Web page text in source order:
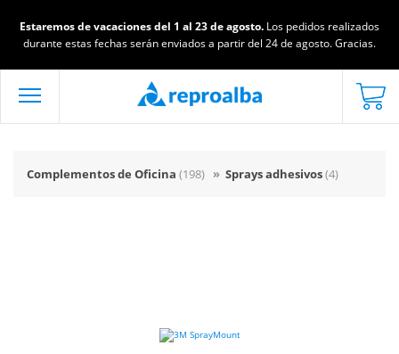
Estaremos de vacaciones del 1 al 23 de agosto. Los pedidos realizados
durante estas fechas serán enviados a partir del 24 de agosto. Gracias.
Complementos de Oficina (198) » Sprays adhesivos(4)